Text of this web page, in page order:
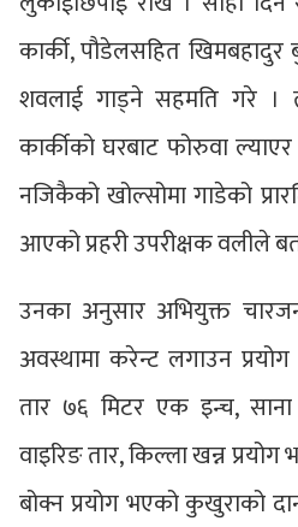
कार्की, पौडेलसहित खिमबहादुर
शवलाई गाड्ने सहमति गरे ।
कार्कीको घरबाट फोरुवा
नजिकैको खोल्सोमा गाडेको
आएको प्रहरी उपरीक्षक वलीले
उनका अनुसार अभियुक्त
अवस्थामा करेन्ट लगाउन
तार ७६ मिटर एक इन्च,
वाइरिङ तार, किल्ला खन्न
बोक्न प्रयोग भएको कुखुराको